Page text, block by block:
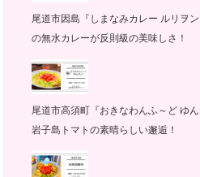
尾道市因島『しまなみカレー ルリヲ
の無水カレーが反則級の美味しさ！
尾道市高須町『おきなわんふ～ど ゆ
岩子島トマトの素晴らしい邂逅！